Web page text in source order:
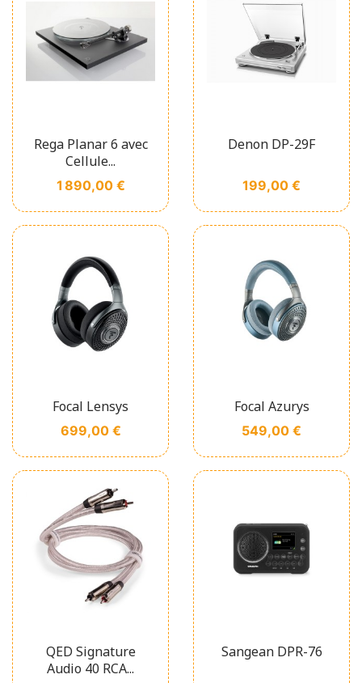
Rega Planar 6 avec
Cellule...
Prix
1 890,00 €
Denon DP-29F
Prix
199,00 €
Focal Lensys
Prix
699,00 €
Focal Azurys
Prix
549,00 €
QED Signature
Audio 40 RCA...
Sangean DPR-76